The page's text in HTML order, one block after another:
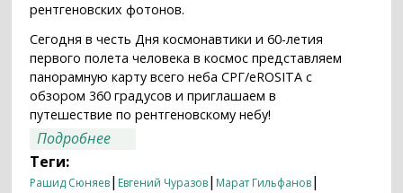
рентгеновских фотонов.
Сегодня в честь Дня космонавтики и 60-летия
первого полета человека в космос представляем
панорамную карту всего неба СРГ/eROSITA с
обзором 360 градусов и приглашаем в
путешествие по рентгеновскому небу!
Подробнее
Теги:
Рашид Сюняев| Евгений Чуразов| Марат Гильфанов|